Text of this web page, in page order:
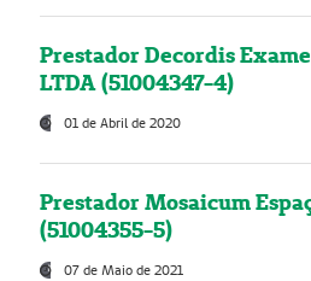
Prestador Decordis
LTDA (51004347-4)
01 de Abril de 2020
Prestador Mosaicum
(51004355-5)
07 de Maio de 2021